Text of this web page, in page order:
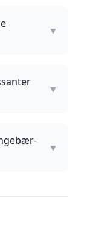
▼
▼
▼